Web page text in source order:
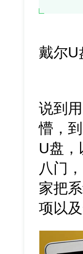
戴尔U
说到
懵，
U盘
八门
家把
项以